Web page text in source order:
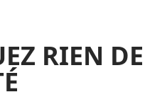
RIEN DE